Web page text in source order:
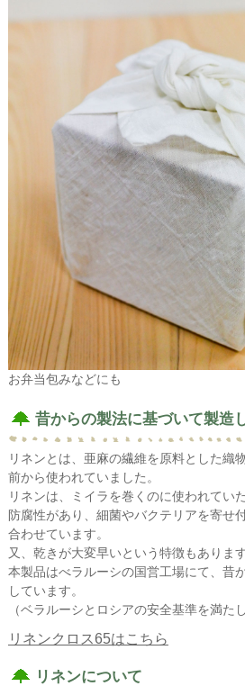
お弁当包みなどにも
昔からの製法に基づいて製造
リネンとは、亜麻の繊維を原料とした織
前から使われていました。
リネンは、ミイラを巻くのに使われてい
防腐性があり、細菌やバクテリアを寄せ
合わせています。
又、乾きが大変早いという特徴もあります
本製品はべラルーシの国営工場にて、昔
しています。
（ベラルーシとロシアの安全基準を満た
リネンクロス65はこちら
リネンについて